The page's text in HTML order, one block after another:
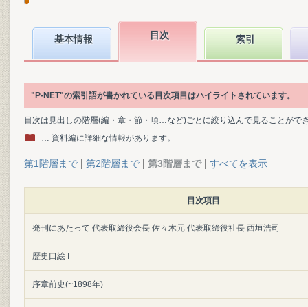
基本情報 目次 索引
"P-NET"の索引語が書かれている目次項目はハイライトされています。
目次は見出しの階層(編・章・節・項…など)ごとに絞り込んで見ることがで
… 資料編に詳細な情報があります。
第1階層まで 第2階層まで 第3階層まで すべてを表示
目次項目
発刊にあたって 代表取締役会長 佐々木元 代表取締役社長 西垣浩司
歴史口絵 I
序章前史(~1898年)